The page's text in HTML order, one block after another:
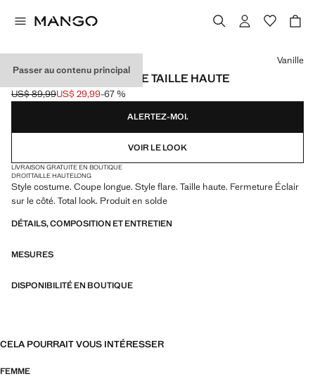
Passer au contenu principal
PANTALON DE COSTUME TAILLE HAUTE
Prix initial barré [US$ 89,99 ]
US$ 89,99
Prix actuel [US$ 29,99 ]
US$ 29,99-67 %
Choisissez une couleur
Vanille
ALERTEZ-MOI.
VOIR LE LOOK
LIVRAISON GRATUITE EN BOUTIQUE
DROITTAILLE HAUTELONG
Style costume. Coupe longue. Style flare. Taille haute. Fermeture Éclair
sur le côté. Total look. Produit en solde
DÉTAILS, COMPOSITION ET ENTRETIEN
MESURES
DISPONIBILITÉ EN BOUTIQUE
CELA POURRAIT VOUS INTÉRESSER
FEMME